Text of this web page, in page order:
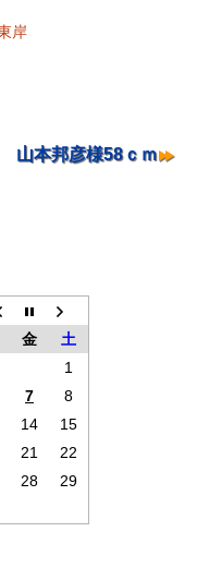
岸
山本邦彦様58ｃｍ
金
土
1
7
8
14
15
21
22
28
29